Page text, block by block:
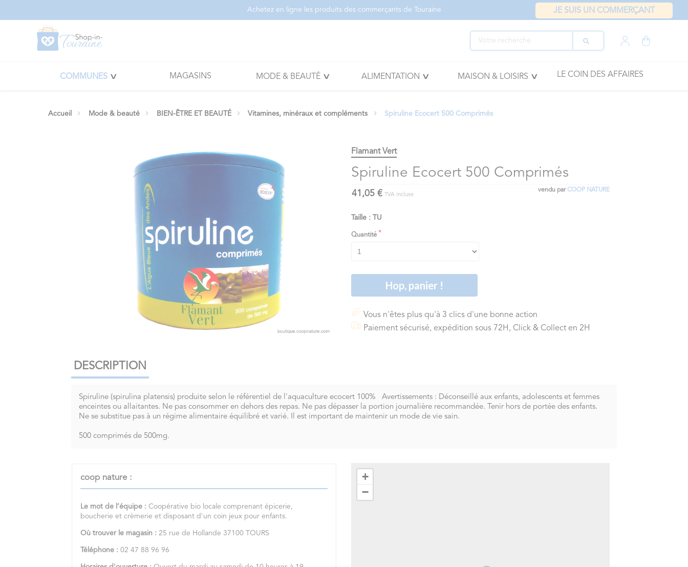
Achetez en ligne les produits des commerçants de Touraine JE SUIS UN COMMERÇANT
COMMUNES MAGASINS MODE & BEAUTÉ ALIMENTATION MAISON & LOISIRS LE COIN DES AFFAIRES
Accueil Mode & beauté BIEN-ÊTRE ET BEAUTÉ Vitamines, minéraux et compléments Spiruline Ecocert 500 Comprimés
Flamant Vert
Spiruline Ecocert 500 Comprimés
vendu parCOOP NATURE
41,05 € TVA incluse
Taille : TU
Quantité
Hop, panier !
Vous n'êtes plus qu'à 3 clics d'une bonne action
Paiement sécurisé, expédition sous 72H, Click & Collect en 2H
DESCRIPTION
Spiruline (spirulina platensis) produite selon le référentiel de l'aquaculture ecocert 100% Avertissements : Déconseillé aux enfants, adolescents et femmes
enceintes ou allaitantes. Ne pas consommer en dehors des repas. Ne pas dépasser la portion journalière recommandée. Tenir hors de portée des enfants.
Ne se substitue pas à un régime alimentaire équilibré et varié. Il est important de maintenir un mode de vie sain.
500 comprimés de 500mg.
coop nature :
Le mot de l’équipe :Coopérative bio locale comprenant épicerie,
boucherie et crèmerie et disposant d'un coin jeux pour enfants.
Où trouver le magasin :25 rue de Hollande 37100 TOURS
Téléphone :02 47 88 96 96
+
−